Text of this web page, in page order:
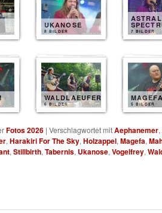
UKANOSE
8 BILDER
ASTRAL
7 BILDER
WALDLAEUFER
6 BILDER
MAGEFA
5 BILDER
Fotos 2026 | Verschlagwortet mitAephanemer,
, Harakiri For The Sky, Holzappel, Magefa,
, Stillbirth, Tabernis, Ukanose, Vogelfrey,